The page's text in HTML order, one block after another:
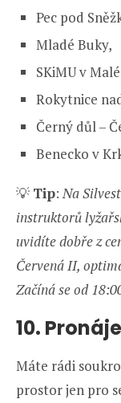
Pec pod
Mladé Buky,
SKiMU v
Rokytnice
Černý důl –
Benecko v
💡 Tip:Na
instruktorů
uvidíte dobře z
Červená II,
Začíná se od
10.
Máte rádi
prostor jen pro